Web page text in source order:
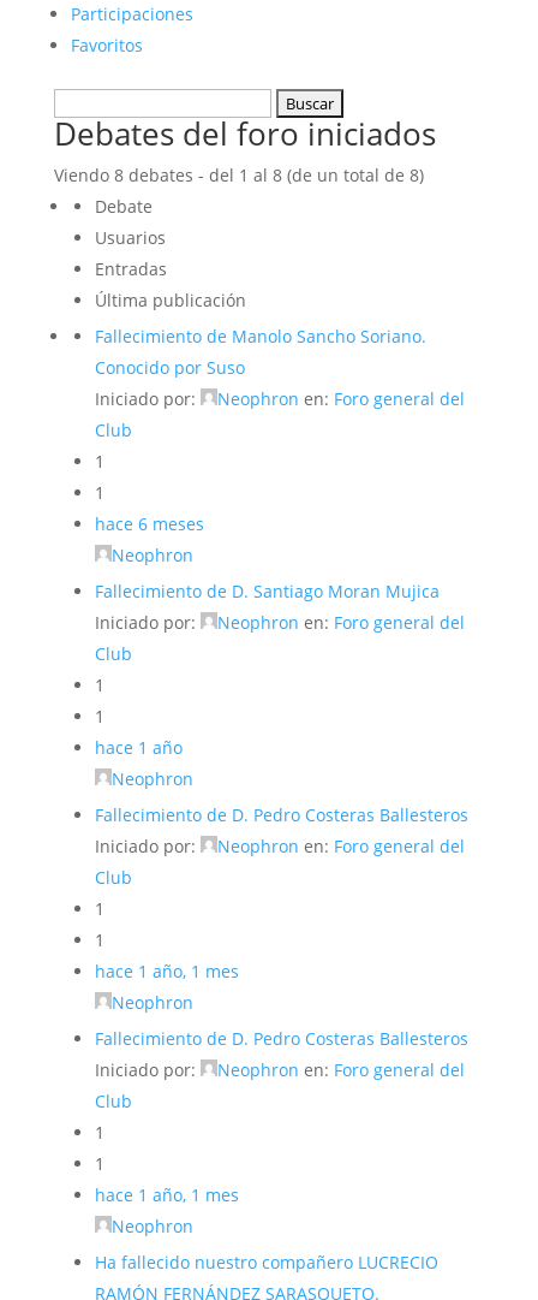
Participaciones
Favoritos
debates:
Debates del foro iniciados
Viendo 8 debates - del 1 al 8 (de un total de 8)
Debate
Usuarios
Entradas
Última publicación
Fallecimiento de Manolo Sancho Soriano.
Conocido por Suso
Iniciado por:
Neophron en: Foro general del
Club
1
1
hace 6 meses
Neophron
Fallecimiento de D. Santiago Moran Mujica
Iniciado por:
Neophron en: Foro general del
Club
1
1
hace 1 año
Neophron
Fallecimiento de D. Pedro Costeras Ballesteros
Iniciado por:
Neophron en: Foro general del
Club
1
1
hace 1 año, 1 mes
Neophron
Fallecimiento de D. Pedro Costeras Ballesteros
Iniciado por:
Neophron en: Foro general del
Club
1
1
hace 1 año, 1 mes
Neophron
Ha fallecido nuestro compañero LUCRECIO
RAMÓN FERNÁNDEZ SARASQUETO.